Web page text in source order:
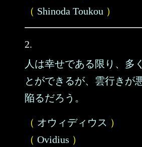
（ Shinoda Toukou ）
2.
人は幸せである限り、多
とができるが、雲行きが
陥るだろう。
（ オウィディウス ）
（ Ovidius ）